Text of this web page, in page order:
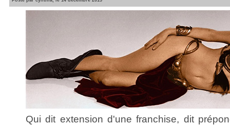
Qui dit extension d'une franchise, dit